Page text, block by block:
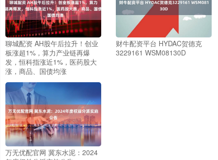
聊城配资 AH股午后拉升！创业
板涨超1%，算力产业链再爆
发，恒科指涨近1%，医药股大
涨，商品、国债均涨
财牛配资平台 HYDAC贺德克
3229161 WSM08130D
万无优配官网 冀东水泥：2024